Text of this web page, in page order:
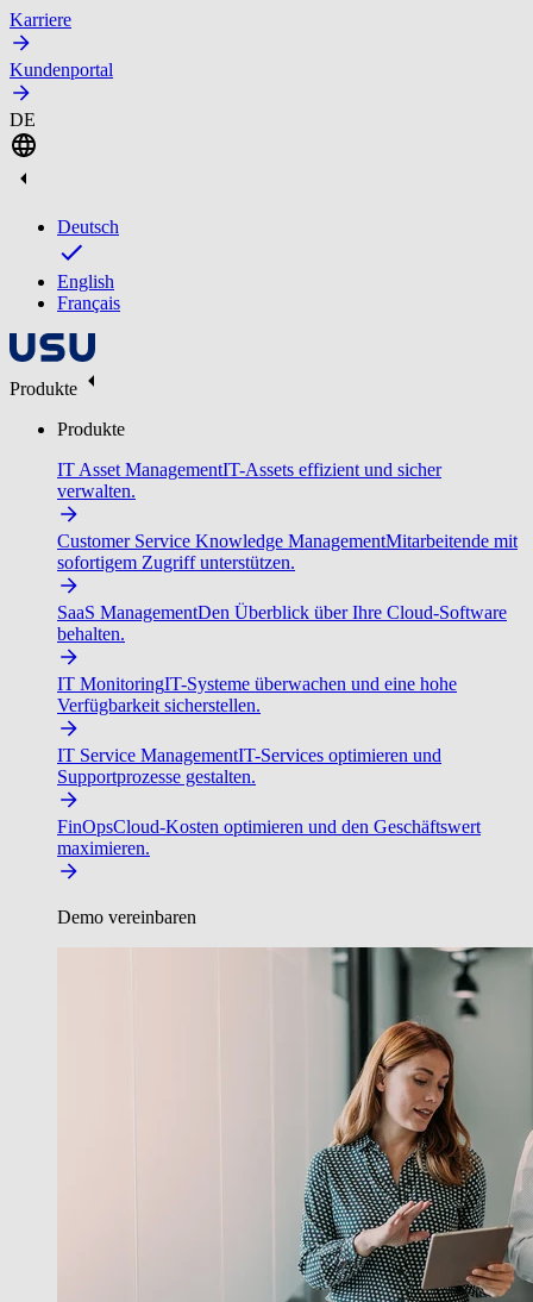
Karriere
Kundenportal
DE
Deutsch
English
Français
Produkte
Produkte
IT Asset ManagementIT-Assets effizient und sicher
verwalten.
Customer Service Knowledge ManagementMitarbeitende mit
sofortigem Zugriff unterstützen.
SaaS ManagementDen Überblick über Ihre Cloud-Software
behalten.
IT MonitoringIT-Systeme überwachen und eine hohe
Verfügbarkeit sicherstellen.
IT Service ManagementIT-Services optimieren und
Supportprozesse gestalten.
FinOpsCloud-Kosten optimieren und den Geschäftswert
maximieren.
Demo vereinbaren